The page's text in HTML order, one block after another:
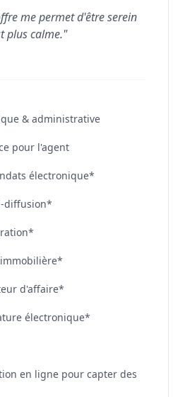
me permet d'être serein
plus calme."
& administrative
pour l'agent
électronique*
diffusion*
d'affaire*
électronique*
en ligne pour capter des